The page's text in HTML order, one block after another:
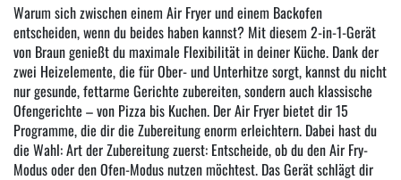
Warum sich zwischen einem Air Fryer und einem Backofen
entscheiden, wenn du beides haben kannst? Mit diesem 2-in-1-Gerät
von Braun genießt du maximale Flexibilität in deiner Küche. Dank der
zwei Heizelemente, die für Ober- und Unterhitze sorgt, kannst du nicht
nur gesunde, fettarme Gerichte zubereiten, sondern auch klassische
Ofengerichte – von Pizza bis Kuchen. Der Air Fryer bietet dir 15
Programme, die dir die Zubereitung enorm erleichtern. Dabei hast du
die Wahl: Art der Zubereitung zuerst: Entscheide, ob du den Air Fry-
Modus oder den Ofen-Modus nutzen möchtest. Das Gerät schlägt dir